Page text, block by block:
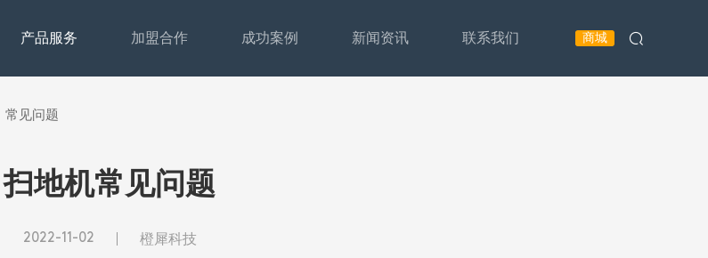
产品服务 加盟合作 成功案例 新闻资讯 联系我们 商城
常见问题
扫地机常见问题
2022-11-02 橙犀科技